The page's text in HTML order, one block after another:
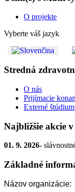
O projekte
Vyberte váš jazyk
Stredná
O nás
Prijímacie
Externé štúdium
Najbližšie akcie v
01. 9. 2026-
Základné
Názov organizácie: